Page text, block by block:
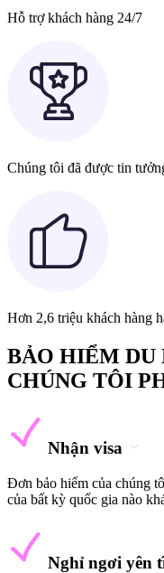
Hỗ trợ khách hàng 24/7
Chúng tôi đã được tin
Hơn 2,6 triệu khách hàng
BẢO HIỂM DU
CHÚNG TÔI
Nhận visa
Đơn bảo hiểm của chúng
của bất kỳ quốc gia nào
Nghỉ ngơi yên